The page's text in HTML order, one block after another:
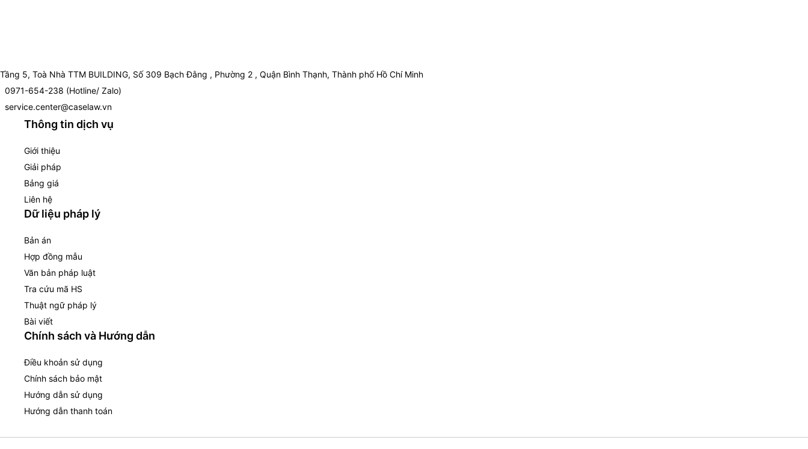
Tầng 5, Toà Nhà TTM BUILDING, Số 309 Bạch Đằng , Phường 2 , Quận Bình Thạnh, Thành phố Hồ Chí Minh
0971-654-238 (Hotline/ Zalo)
service.center@caselaw.vn
Thông tin dịch vụ
Giới thiệu
Giải pháp
Bảng giá
Liên hệ
Dữ liệu pháp lý
Bản án
Hợp đồng mẫu
Văn bản pháp luật
Tra cứu mã HS
Thuật ngữ pháp lý
Bài viết
Chính sách và Hướng dẫn
Điều khoản sử dụng
Chính sách bảo mật
Hướng dẫn sử dụng
Hướng dẫn thanh toán